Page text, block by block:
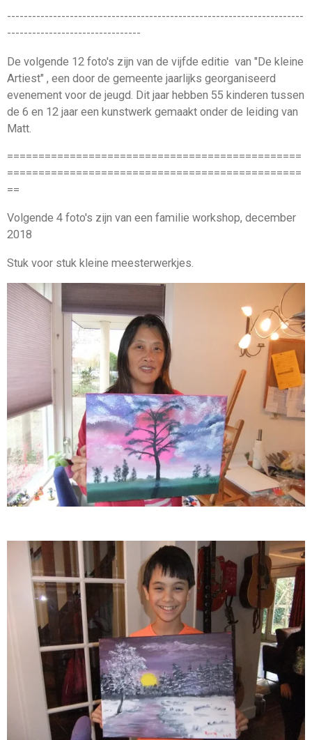
-----------------------------------------------------------------------
--------------------------------
De volgende 12 foto's zijn van de vijfde editie van "De kleine
Artiest" , een door de gemeente jaarlijks georganiseerd
evenement voor de jeugd. Dit jaar hebben 55 kinderen tussen
de 6 en 12 jaar een kunstwerk gemaakt onder de leiding van
Matt.
===============================================
===============================================
==
Volgende 4 foto's zijn van een familie workshop, december
2018
Stuk voor stuk kleine meesterwerkjes.